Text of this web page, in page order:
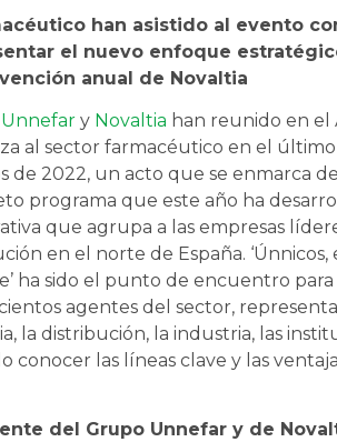
han asistido al evento
el nuevo enfoque
anual de Novaltia
y Novaltia han reunido en el
al sector farmacéutico en el
de 2022, un acto que se enmarca
programa que este año ha
que agrupa a las empresas
en el norte de España.
ha sido el punto de encuentro para
agentes del sector,
la distribución, la industria, las
conocer las líneas clave y las
del Grupo Unnefar y de